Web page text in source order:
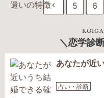
5 6
恋学診
あなたが近
占い・診断